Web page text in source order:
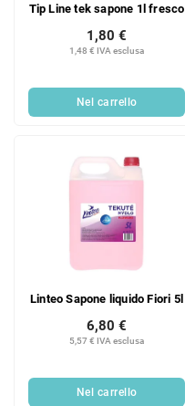
Tip Line tek sapone 1l fresco
1,48 € IVA esclusa
1,80 €
Nel carrello
Linteo Sapone liquido Fiori 5l
5,57 € IVA esclusa
6,80 €
Nel carrello